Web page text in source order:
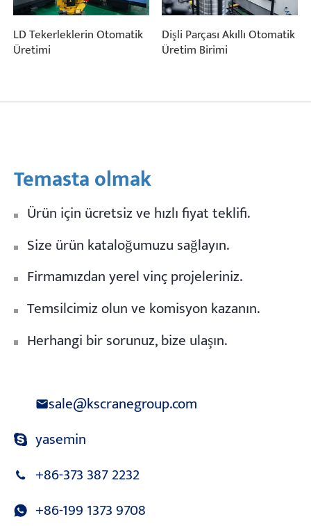
LD Tekerleklerin Otomatik
Üretimi
Dişli Parçası Akıllı Otomatik
Üretim Birimi
Temasta olmak
Ürün için ücretsiz ve hızlı fiyat teklifi.
Size ürün kataloğumuzu sağlayın.
Firmamızdan yerel vinç projeleriniz.
Temsilcimiz olun ve komisyon kazanın.
Herhangi bir sorunuz, bize ulaşın.
sale@kscranegroup.com
yasemin
+86-373 387 2232
+86-199 1373 9708